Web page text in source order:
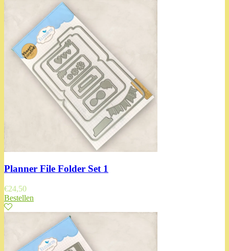
Planner File Folder Set 1
€24,50
Bestellen